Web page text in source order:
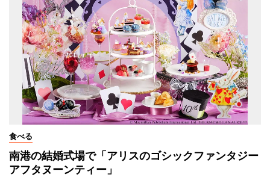
食べる
南港の結婚式場で「アリスのゴシックファンタジー
アフタヌーンティー」